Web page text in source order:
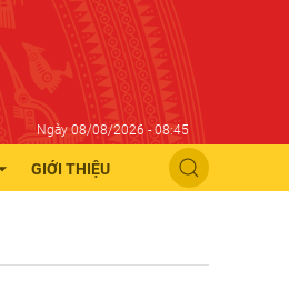
Ngày 08/08/2026 - 08:45
GIỚI THIỆU